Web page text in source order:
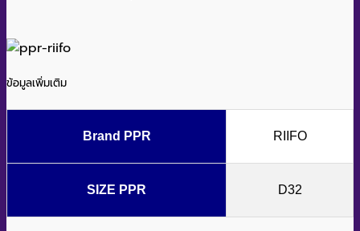
ข้อมูลเพิ่มเติม
Brand PPR RIIFO
SIZE PPR D32